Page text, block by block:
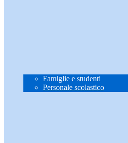
Famiglie e studenti
Personale scolastico